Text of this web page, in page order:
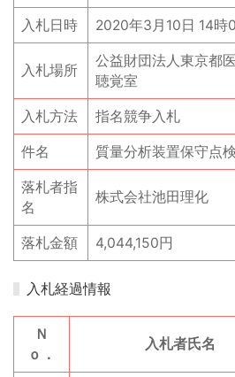
入札日時 2020年3月10日 14時
入札場所
公益財団法人東京都
聴覚室
入札方法 指名競争入札
件名 質量分析装置保守点
落札者指
名
株式会社池田理化
落札金額 4,044,150円
入札経過情報
Ｎ
ｏ．
入札者氏名